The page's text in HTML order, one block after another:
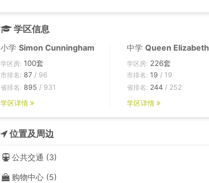
学区信息
小学 Simon Cunningham
学区房: 100套
市排名: 87 / 96
省排名: 895 / 931
学区详情
中学 Queen Elizabeth
学区房: 226套
市排名: 19 / 19
省排名: 244 / 252
学区详情
位置及周边
公共交通 (3)
购物中心 (5)